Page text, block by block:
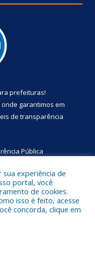
prefeituras!
garantimos em
de transparência
Pública
Municipal de
experiência de
portal, você
de cookies.
isso é feito, acesse
concorda, clique em